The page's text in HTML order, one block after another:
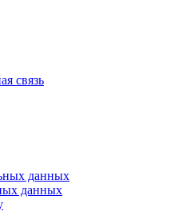
связь
данных
данных